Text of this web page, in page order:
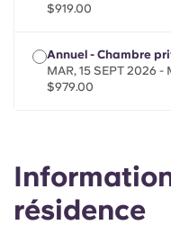
résidence
$919.00
Annuel - Chambre
MAR, 15 SEPT 2026 -
$979.00